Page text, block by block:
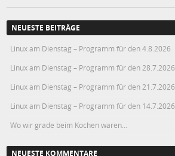
NEUESTE BEITRÄGE
Linux am Dienstag – Programm für den 4.8.2026
Linux am Dienstag – Programm für den 28.7.2026
Linux am Dienstag – Programm für den 21.7.2026
Linux am Dienstag – Programm für den 14.7.2026
Wo wir grade beim Kochen waren…
NEUESTE KOMMENTARE